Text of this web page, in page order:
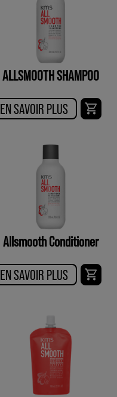
ALLSMOOTH SHAMPOO
EN SAVOIR PLUS
Allsmooth Conditioner
EN SAVOIR PLUS